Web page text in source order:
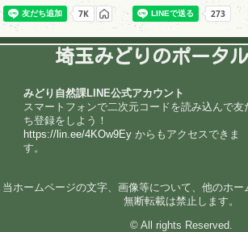
埼玉みどりのポータ
みどり自然課LINE公式アカウント
スマートフォンで二次元コードを読み込んで友
ち登録をしよう！
https://lin.ee/4KOw9Ey からもアクセスできま
す。
当ホームページの文字、画像等について、他のホ
無断転載は禁止します。
© All rights Reserved.